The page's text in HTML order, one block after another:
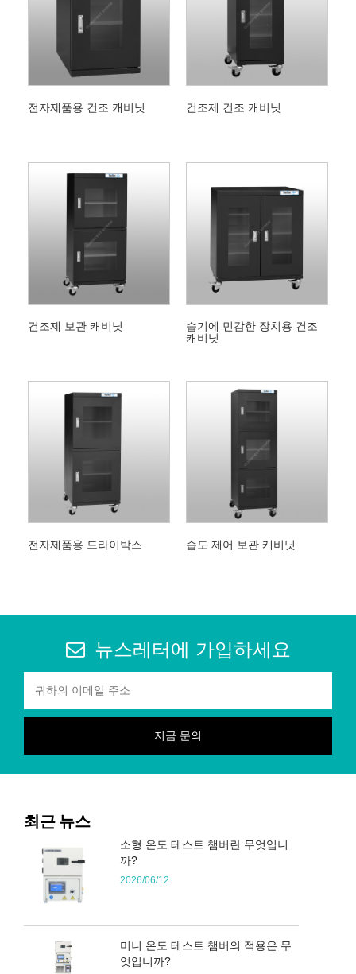
전자제품용 건조 캐비닛 건조제 건조 캐비닛
건조제 보관 캐비닛
습기에 민감한 장치용 건조
캐비닛
전자제품용 드라이박스 습도 제어 보관 캐비닛
뉴스레터에 가입하세요
최근 뉴스
소형 온도 테스트 챔버란 무엇입니
까?
2026/06/12
미니 온도 테스트 챔버의 적용은 무
엇입니까?